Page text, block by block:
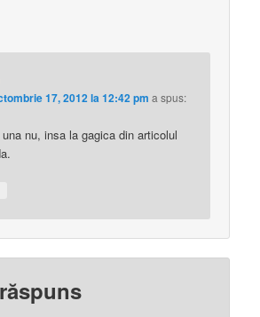
17, 2012 la 12:42 pm a spus:
nu, insa la gagica din articolul